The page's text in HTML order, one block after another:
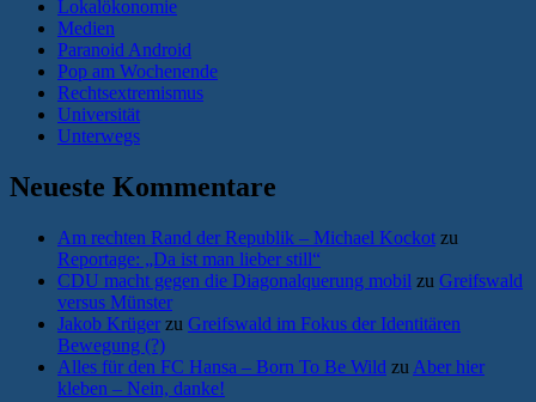
Lokalökonomie
Medien
Paranoid Android
Pop am Wochenende
Rechtsextremismus
Universität
Unterwegs
Neueste Kommentare
Am rechten Rand der Republik – Michael Kockot zu
Reportage: „Da ist man lieber still“
CDU macht gegen die Diagonalquerung mobil zu Greifswald
versus Münster
Jakob Krüger zu Greifswald im Fokus der Identitären
Bewegung (?)
Alles für den FC Hansa – Born To Be Wild zu Aber hier
kleben – Nein, danke!